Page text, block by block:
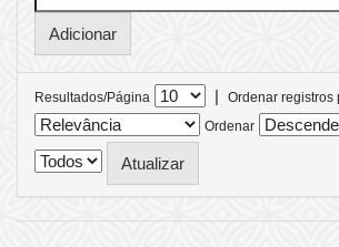
Resultados/Página |
Ordenar registros
Ordenar